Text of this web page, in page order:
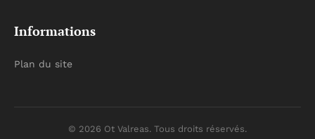
Informations
Plan du site
© 2026 Ot Valreas. Tous droits réservés.